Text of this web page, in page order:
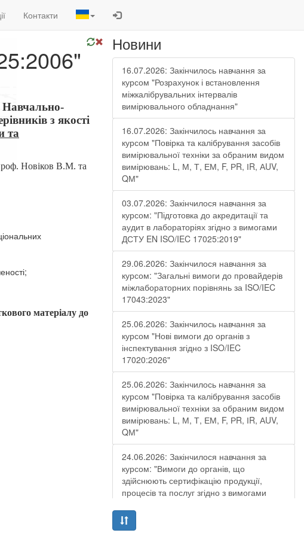
Контакти
Навчально-
з якості
та
Новіков В.М. та
матеріалу до
Новини
16.07.2026: Закінчилось навчання за
курсом "Розрахунок і встановлення
міжкалібрувальних інтервалів
вимірювального обладнання"
16.07.2026: Закінчилось навчання за
курсом "Повірка та калібрування засобів
вимірювальної техніки за обраним видом
вимірювань: L, М, Т, ЕМ, F, РR, ІR, АUV,
QМ"
03.07.2026: Закінчилося навчання за
курсом: "Підготовка до акредитації та
аудит в лабораторіях згідно з вимогами
ДСТУ EN ISO/IEC 17025:2019"
29.06.2026: Закінчилося навчання за
курсом: "Загальні вимоги до провайдерів
міжлабораторних порівнянь за ISO/IEC
17043:2023"
25.06.2026: Закінчилось навчання за
курсом "Нові вимоги до органів з
інспектування згідно з ISO/IEC
17020:2026"
25.06.2026: Закінчилось навчання за
курсом "Повірка та калібрування засобів
вимірювальної техніки за обраним видом
вимірювань: L, М, Т, ЕМ, F, РR, ІR, АUV,
QМ"
24.06.2026: Закінчилося навчання за
курсом: "Вимоги до органів, що
здійснюють сертифікацію продукції,
процесів та послуг згідно з вимогами
19.06.2026: Закінчилося навчання за